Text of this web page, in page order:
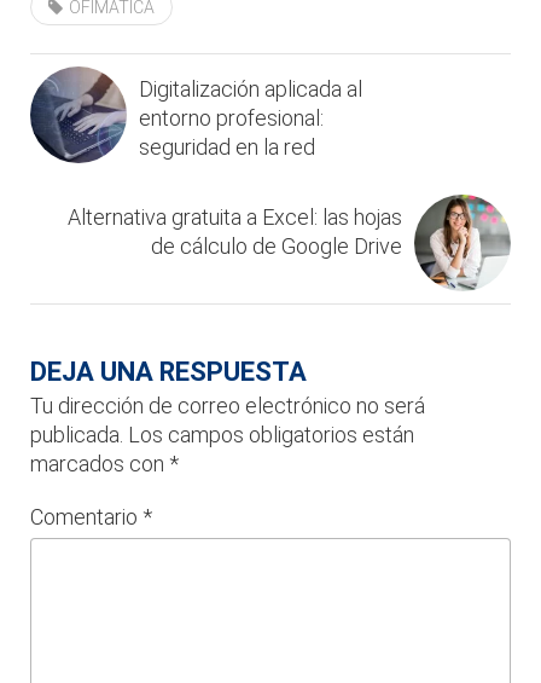
OFIMÁTICA
Digitalización aplicada al
entorno profesional:
seguridad en la red
Alternativa gratuita a Excel: las hojas
de cálculo de Google Drive
DEJA UNA RESPUESTA
Tu dirección de correo electrónico no será
publicada. Los campos obligatorios están
marcados con *
Comentario *